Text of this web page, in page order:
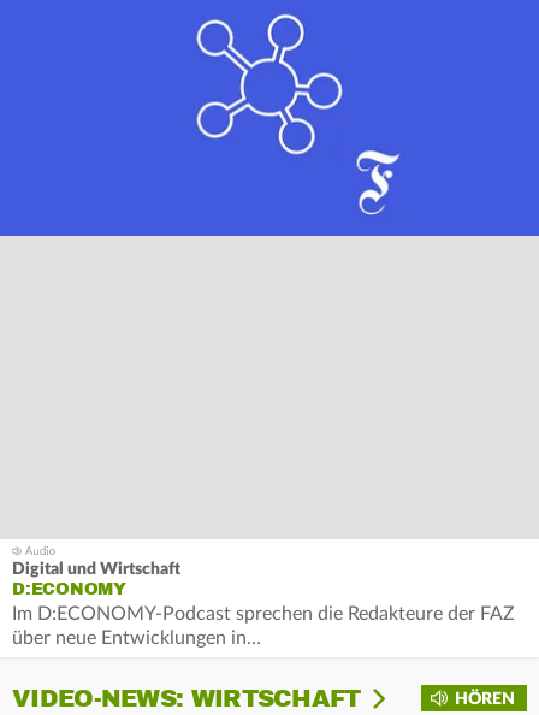
Digital und Wirtschaft
D:ECONOMY
Im D:ECONOMY-Podcast sprechen die Redakteure der FAZ
über neue Entwicklungen in…
HÖREN
VIDEO-NEWS: WIRTSCHAFT